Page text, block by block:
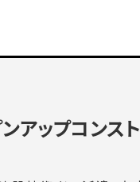
アップコンス